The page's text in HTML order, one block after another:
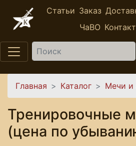
Перейти к основному содержанию
Статьи Заказ
ЧаВО
Найти
Вы здесь
Главная Каталог Мечи и
Тренировочные
(цена по